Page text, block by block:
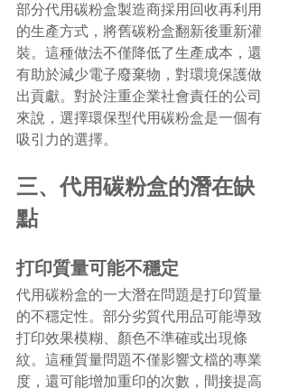
部分代用碳粉盒製造商採用回收再利用
的生產方式，將舊碳粉盒翻新後重新灌
裝。這種做法不僅降低了生產成本，還
有助於減少電子廢棄物，對環境保護做
出貢獻。對於注重企業社會責任的公司
來說，選擇環保型代用碳粉盒是一個有
吸引力的選擇。
三、代用碳粉盒的潛在缺
點
打印質量可能不穩定
代用碳粉盒的一大潛在問題是打印質量
的不穩定性。部分劣質代用品可能導致
打印效果模糊、顏色不準確或出現條
紋。這種質量問題不僅影響文檔的專業
度，還可能增加重印的次數，間接提高